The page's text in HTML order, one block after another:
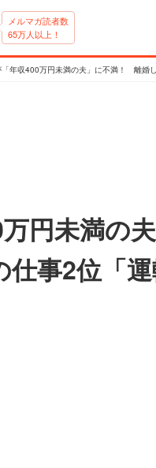
メルマガ読者数
65万人以上！
年収400万円未満の夫」に不満！ 離婚
円未満の
事2位「運